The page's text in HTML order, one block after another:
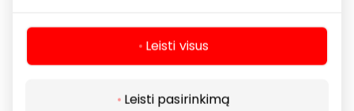
Leisti visus
Leisti pasirinkimą